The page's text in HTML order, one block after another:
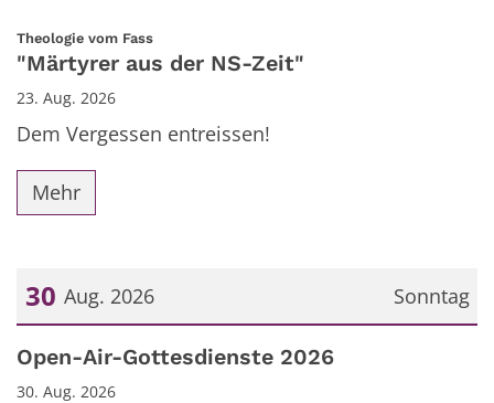
Theologie vom Fass:
"Märtyrer aus der NS-Zeit"
23. Aug. 2026
Dem Vergessen entreissen!
Mehr
Sonntag
30 Aug. 2026
Datum: 30. August 2026
Open-Air-Gottesdienste 2026
30. Aug. 2026